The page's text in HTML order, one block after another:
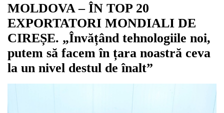
MOLDOVA – ÎN TOP 20
EXPORTATORI MONDIALI DE
CIREȘE. „Învățând tehnologiile noi,
putem să facem în țara noastră ceva
la un nivel destul de înalt”